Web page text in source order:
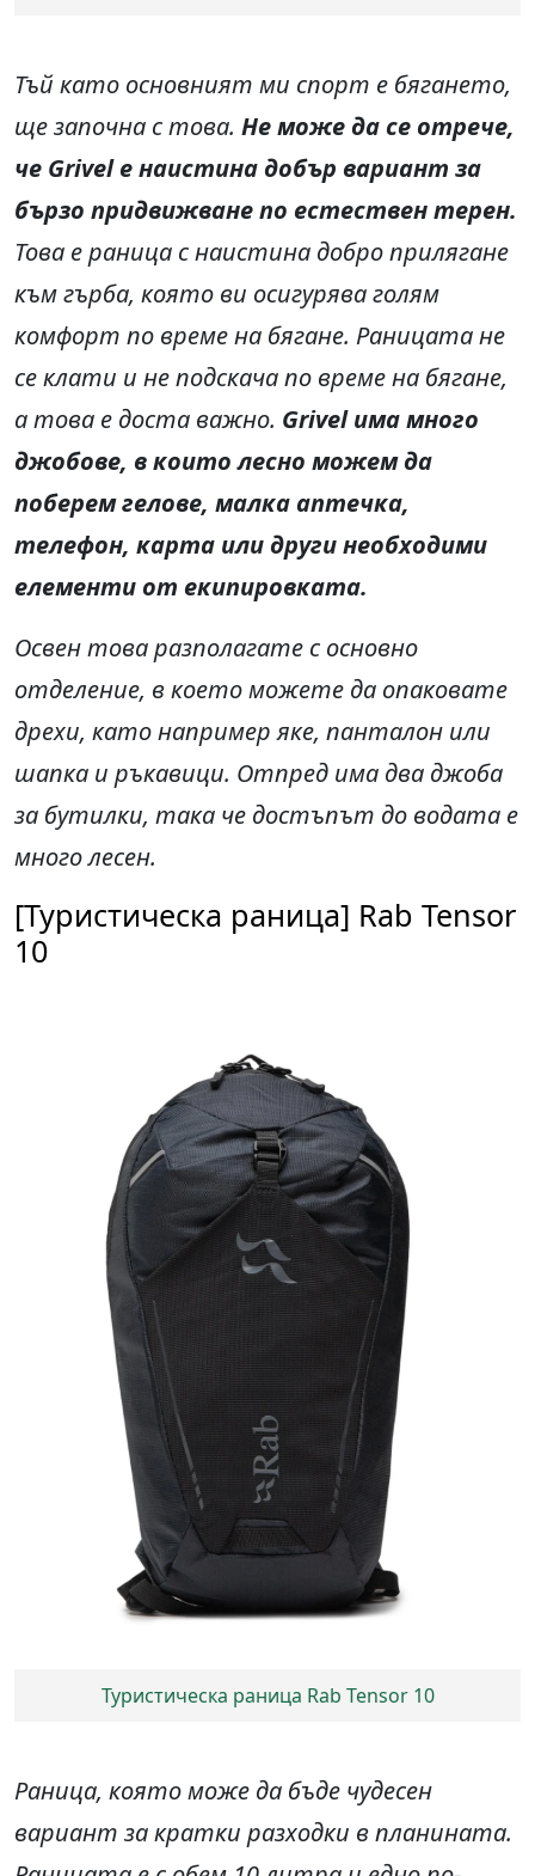
Тъй като основният ми спорт е бягането,
ще започна с това. Не може да се отрече,
че Grivel е наистина добър вариант за
бързо придвижване по естествен терен.
Това е раница с наистина добро прилягане
към гърба, която ви осигурява голям
комфорт по време на бягане. Раницата не
се клати и не подскача по време на бягане,
а това е доста важно. Grivel има много
джобове, в които лесно можем да
поберем гелове, малка аптечка,
телефон, карта или други необходими
елементи от екипировката.
Освен това разполагате с основно
отделение, в което можете да опаковате
дрехи, като например яке, панталон или
шапка и ръкавици. Отпред има два джоба
за бутилки, така че достъпът до водата е
много лесен.
[Туристическа раница] Rab Tensor
10
Туристическа раница Rab Tensor 10
Раница, която може да бъде чудесен
вариант за кратки разходки в планината.